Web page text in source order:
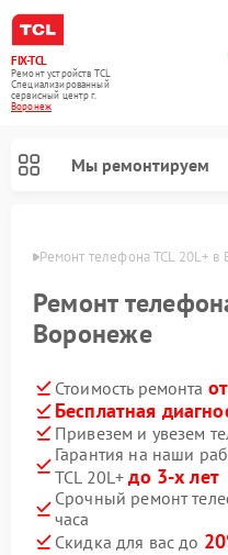
FIX-TCL
Ремонт устройств TCL
Специализированный
cервисный центр г.
Воронеж
Мы ремонтируем
Ремонт телефона TCL 20L+
Ремонт
Воронеже
Стоимость ремонта
Бесплатная
Привезем и увезем
Гарантия на наши
TCL 20L+до 3-х лет
Срочный ремонт
часа
Скидка для вас до